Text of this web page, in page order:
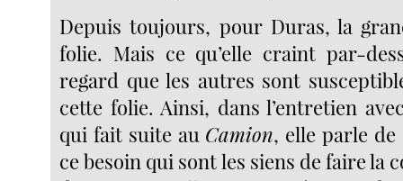
Depuis toujours, pour Duras, la
folie. Mais ce qu’elle craint par-
regard que les autres sont
cette folie. Ainsi, dans l’entretien
qui fait suite au Camion, elle parle de
ce besoin qui sont les siens de faire la